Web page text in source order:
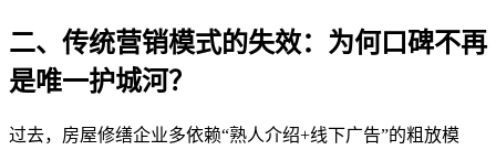
二、传统营销模式的失效：为何口碑不再
是唯一护城河？
过去，房屋修缮企业多依赖“熟人介绍+线下广告”的粗放模